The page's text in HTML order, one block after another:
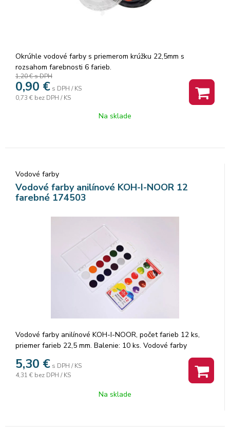
Okrúhle vodové farby s priemerom krúžku 22,5mm s
rozsahom farebnosti 6 farieb.
1,20 €s DPH
0,90 € s DPH / KS
0,73 € bez DPH / KS
Na sklade
Vodové farby
Vodové farby anilínové KOH-I-NOOR 12
farebné 174503
Vodové farby anilínové KOH-I-NOOR, počet farieb 12 ks,
priemer farieb 22,5 mm. Balenie: 10 ks. Vodové farby
ANILINKY sú vhodné pre výtvarné návrhy v textilnej a inej
tvorbe, pre kolorovanie fotografií, maľby portrétov, krajín i v
ľudovej umeleckej tvorivosti pri maľbe na dekoračné
5,30 € s DPH / KS
4,31 € bez DPH / KS
Na sklade